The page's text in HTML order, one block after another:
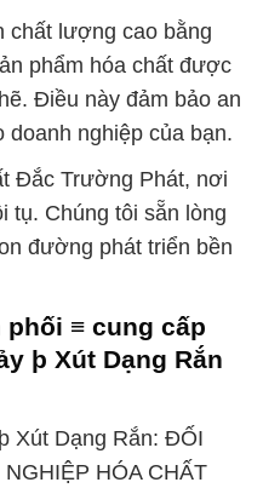
chất lượng cao bằng
phẩm hóa chất được
Điều này đảm bảo an
doanh nghiệp của bạn.
Đắc Trường Phát, nơi
tụ. Chúng tôi sẵn lòng
đường phát triển bền
≡ cung cấp
þ Xút Dạng Rắn
Xút Dạng Rắn: ĐỐI
HÓA CHẤT